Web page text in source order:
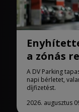
a zónás
A DV Parking
napi bérletet,
díjfizetést.
2026. augusztus